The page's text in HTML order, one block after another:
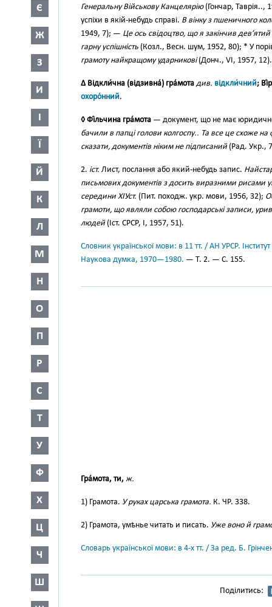
Є
Ж
З
И
І
Ї
Й
К
Л
М
Н
О
П
Р
С
Т
У
Ф
Х
Ц
Ч
Ш
Генеральну Військову Канцелярію(Гончар, Таврія..,
успіхи в якій-небудь справі. В вінку з пшеничного
1949, 7); — Це ось свідоцтво, що я закінчив
гарну успішність (Козл., Весн. шум, 1952, 80); * У
грамоту найкращому ударникові(Донч., VI, 1957, 12).
∆ Відкли́чна (відзивна́) гра́мота див. відкли́чний;
охоро́нний.
◊ Фі́льчина гра́мота — документ, що не має
бачили в папці голови колгоспу.. Та все це схоже на
сказати, документів ніким не підписаний (Рад. Укр.,
2. іст. Лист, послання або який-небудь запис.
письмових документів з досить виразними рисами
середини ХІУст. (Пит. походж. укр. мови, 1956, 32);
грамоти, що являли собою господарські записи,
людей (Іст. СРСР, І, 1957, 51).
Словник української мови: в 11 тт. / АН УРСР.
Наукова думка, 1970—1980. — Т. 2. — С. 155.
Гра́мота, ти, ж.
1) Грамота. У руках царська грамота. К. ЧР. 338.
2) Грамота, умѣнье читать и писать. Уже воно й
Словарь української мови: в 4-х тт. / За ред. Б.
Поділитись: